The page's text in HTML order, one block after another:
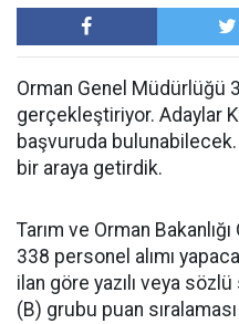
Orman Genel Müdürlüğü
gerçekleştiriyor. Adaylar
başvuruda
bir araya getirdik.
Tarım ve Orman
338 personel alımı
ilan göre yazılı veya sözlü
(B) grubu puan